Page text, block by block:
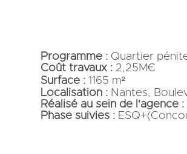
Programme : Quartier
Coût travaux : 2,25M€
Surface : 1165 m²
Localisation : Nantes,
Réalisé au sein de l'agence :
Phase suivies :